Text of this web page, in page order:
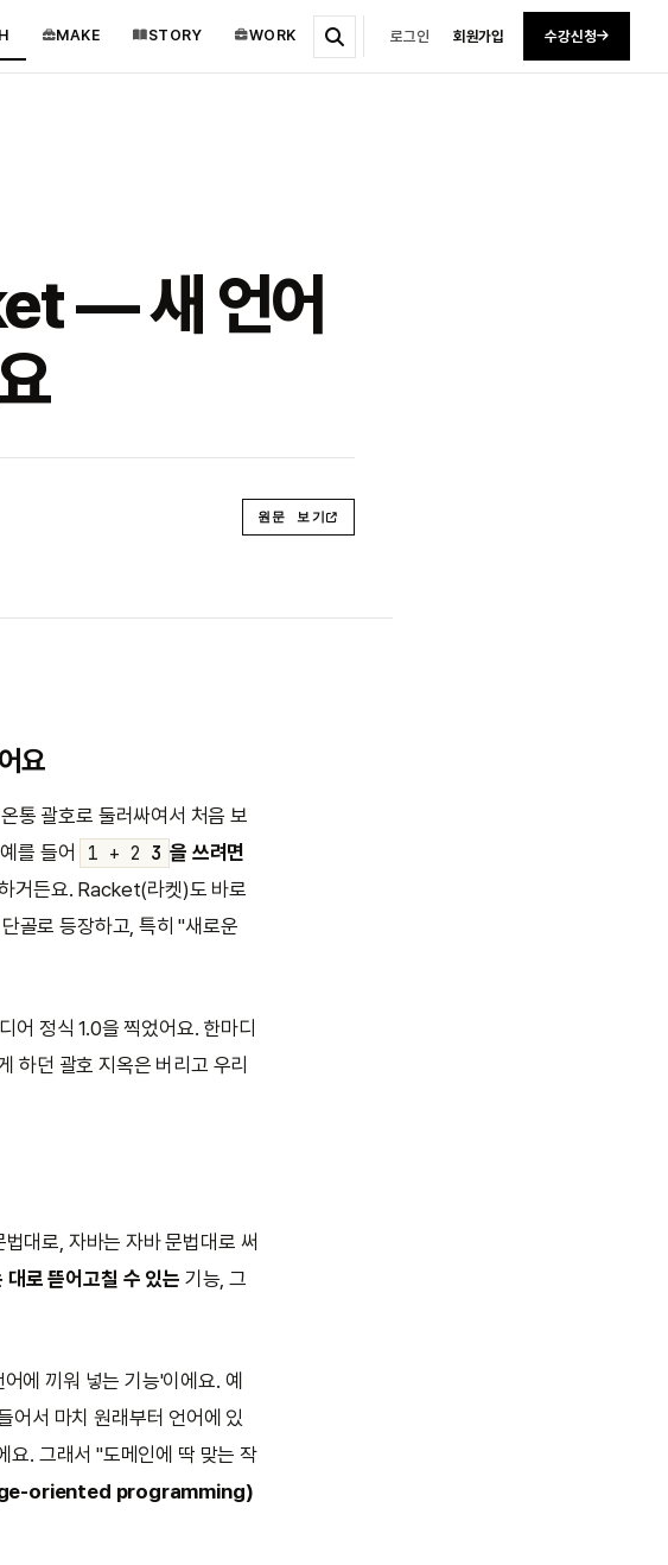
MAKE STORY WORK 로그인 회원가입 수강신청
— 새 언어
원문 보기
요
통 괄호로 둘러싸여서 처음 보
를 들어
1 + 2 3 을 쓰려면
거든요. Racket(라켓)도 바로
골로 등장하고, 특히 "새로운
어 정식 1.0을 찍었어요. 한마디
하던 괄호 지옥은 버리고 우리
대로, 자바는 자바 문법대로 써
대로 뜯어고칠 수 있는 기능, 그
에 끼워 넣는 기능'이에요. 예
어서 마치 원래부터 언어에 있
요. 그래서 "도메인에 딱 맞는 작
oriented programming)